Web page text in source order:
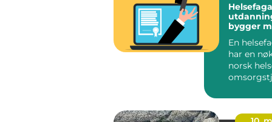
utdanning
bygger
En
har en
norsk
jobber ...